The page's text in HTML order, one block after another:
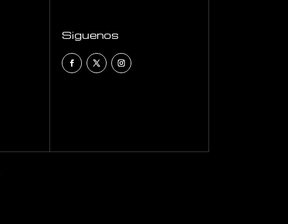
Siguenos